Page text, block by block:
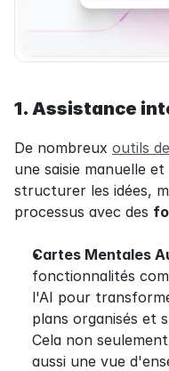
1. Assistance
De nombreux outils
une saisie manuelle
structurer les idées,
processus avec des
Cartes Mentales
fonctionnalités
l'AI pour
plans organisés et
Cela non
aussi une vue